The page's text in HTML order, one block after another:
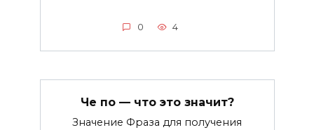
0 4
Че по — что это значит?
Значение Фраза для получения